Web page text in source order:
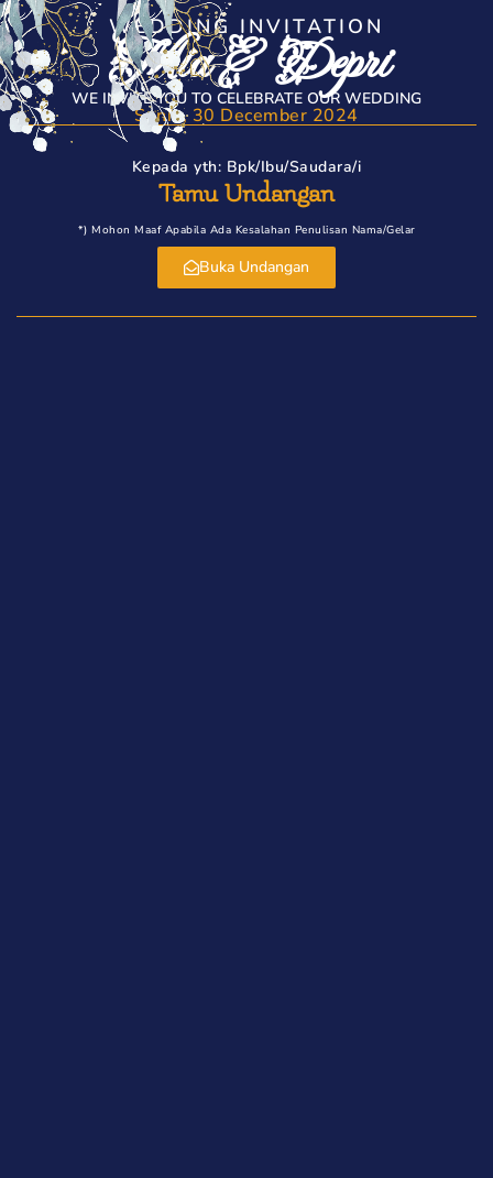
WEDDING INVITATION
Mia & Depri
WE INVITE YOU TO CELEBRATE OUR WEDDING
Senin, 30 December 2024
Kepada yth: Bpk/Ibu/Saudara/i
Tamu Undangan
*) Mohon Maaf Apabila Ada Kesalahan Penulisan Nama/gelar
Buka Undangan